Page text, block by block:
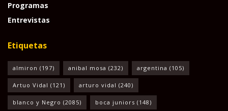
Programas
Entrevistas
Etiquetas
almiron (197) anibal mosa (232) argentina (105)
Artuo Vidal (121) arturo vidal (240)
blanco y Negro (2085) boca juniors (148)